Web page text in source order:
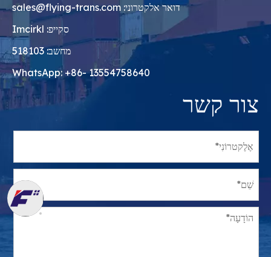
דואר אלקטרוני: sales@flying-trans.com
סקייפ: Imcirkl
מחשב: 518103
WhatsApp: +86- 13554758640
צור קשר